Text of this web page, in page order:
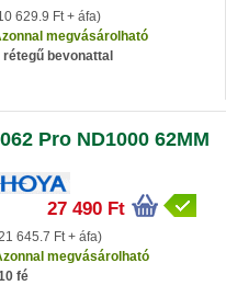
629.9 Ft + áfa)
megvásárolható
rétegű bevonattal
Pro ND1000 62MM
27 490 Ft
645.7 Ft + áfa)
megvásárolható
fé